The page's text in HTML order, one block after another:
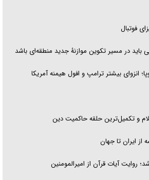
فوتبال
باید در مسیر تکوین موازنۀ جدید منطقه‌ای باشد
انزوای بیشتر ترامپ و افول هیمنه آمریکا
و تکمیل‌ترین حلقه حاکمیت دین
از ایران تا جهان
روایت آیات قرآن از امیرالمومنین